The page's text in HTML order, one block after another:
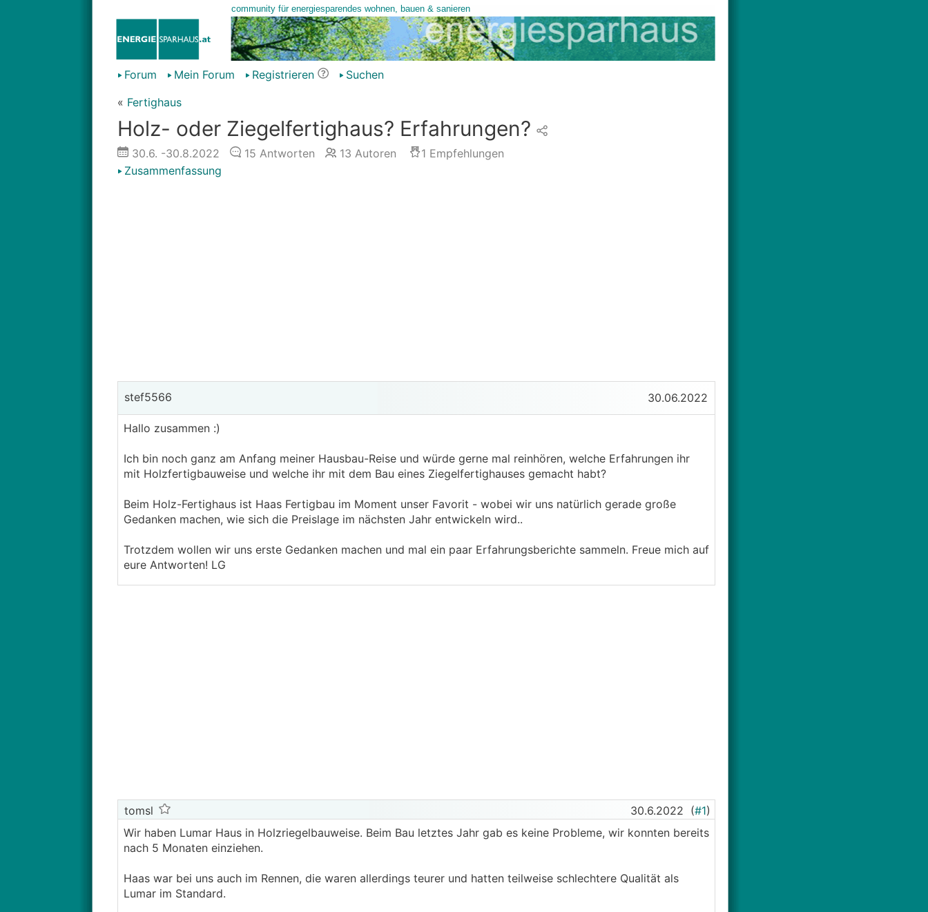
Forum Mein Forum Registrieren
Suchen
« Fertighaus
Holz- oder Ziegelfertighaus? Erfahrungen?
30.6. -30.8.2022 15 Antworten 13 Autoren 1 Empfehlungen
Zusammenfassung
stef5566 30.06.2022
Hallo zusammen :)
Ich bin noch ganz am Anfang meiner Hausbau-Reise und würde gerne mal reinhören, welche Erfahrungen ihr
mit Holzfertigbauweise und welche ihr mit dem Bau eines Ziegelfertighauses gemacht habt?
Beim Holz-Fertighaus ist Haas Fertigbau im Moment unser Favorit - wobei wir uns natürlich gerade große
Gedanken machen, wie sich die Preislage im nächsten Jahr entwickeln wird..
Trotzdem wollen wir uns erste Gedanken machen und mal ein paar Erfahrungsberichte sammeln. Freue mich auf
eure Antworten! LG
tomsl 30.6.2022 (#1)
Wir haben Lumar Haus in Holzriegelbauweise. Beim Bau letztes Jahr gab es keine Probleme, wir konnten bereits
nach 5 Monaten einziehen.
Haas war bei uns auch im Rennen, die waren allerdings teurer und hatten teilweise schlechtere Qualität als
Lumar im Standard.